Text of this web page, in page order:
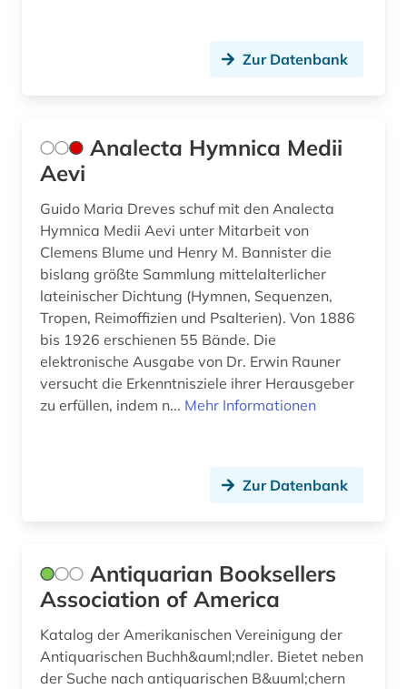
christoph martin (1)
company london (1)
computerlinguistik (1)
computertechnologie (1)
côte divoire (1)
das große tucher-geschlechterbuch (1)
datenbankmanagementsysteme (3)
datenverarbeitung (1)
demotisch (1)
den haag (2)
Zur Datenbank
Analecta Hymnica Medii
Aevi
Guido Maria Dreves schuf mit den Analecta
Hymnica Medii Aevi unter Mitarbeit von
Clemens Blume und Henry M. Bannister die
bislang größte Sammlung mittelalterlicher
lateinischer Dichtung (Hymnen, Sequenzen,
Tropen, Reimoffizien und Psalterien). Von 1886
bis 1926 erschienen 55 Bände. Die
elektronische Ausgabe von Dr. Erwin Rauner
versucht die Erkenntnisziele ihrer Herausgeber
zu erfüllen, indem n... Mehr Informationen
Zur Datenbank
Antiquarian Booksellers
Association of America
Katalog der Amerikanischen Vereinigung der
Antiquarischen Buchh&auml;ndler. Bietet neben
der Suche nach antiquarischen B&uuml;chern